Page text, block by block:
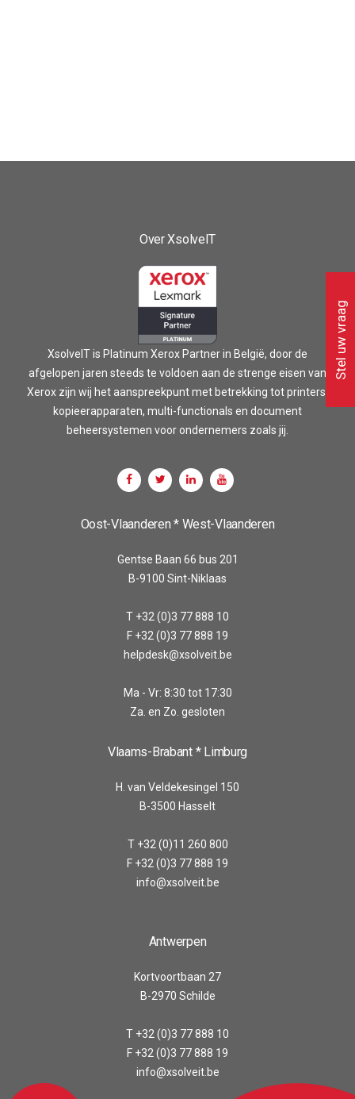
Over XsolveIT
XsolveIT is Platinum Xerox Partner in België, door de
afgelopen jaren steeds te voldoen aan de strenge eisen van
Xerox zijn wij het aanspreekpunt met betrekking tot printers,
kopieerapparaten, multi-functionals en document
beheersystemen voor ondernemers zoals jij.
Oost-Vlaanderen * West-Vlaanderen
Gentse Baan 66 bus 201
B-9100 Sint-Niklaas
T +32 (0)3 77 888 10
F +32 (0)3 77 888 19
helpdesk@xsolveit.be
Ma - Vr: 8:30 tot 17:30
Za. en Zo. gesloten
Vlaams-Brabant * Limburg
H. van Veldekesingel 150
B-3500 Hasselt
T +32 (0)11 260 800
F +32 (0)3 77 888 19
info@xsolveit.be
Antwerpen
Kortvoortbaan 27
B-2970 Schilde
T +32 (0)3 77 888 10
F +32 (0)3 77 888 19
info@xsolveit.be
Stel uw vraag